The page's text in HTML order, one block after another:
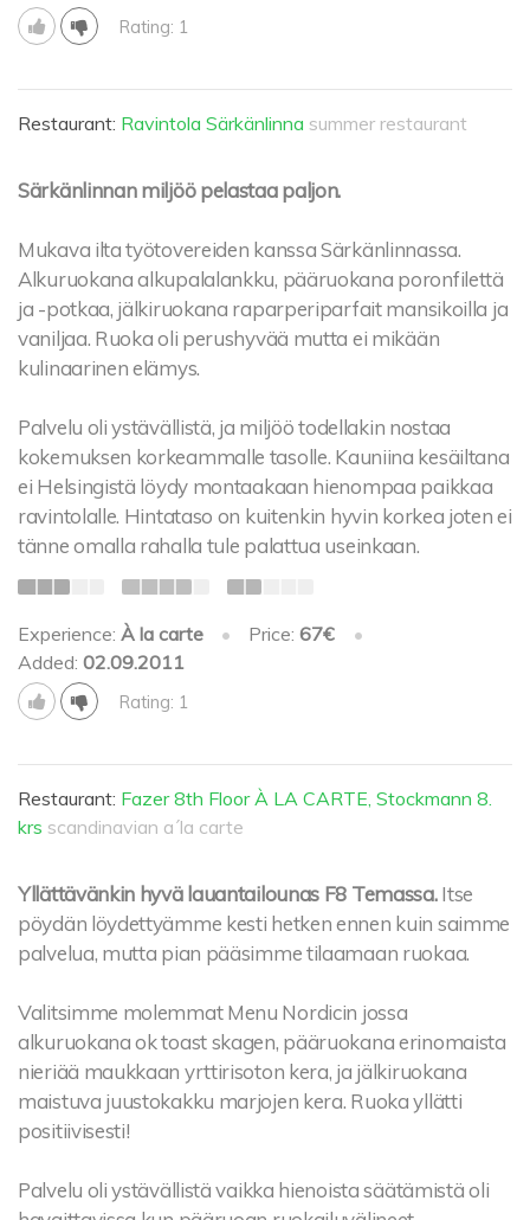
Rating: 1
Restaurant: Ravintola Särkänlinna summer restaurant
Särkänlinnan miljöö pelastaa paljon.
Mukava ilta työtovereiden kanssa Särkänlinnassa.
Alkuruokana alkupalalankku, pääruokana poronfilettä
ja -potkaa, jälkiruokana raparperiparfait mansikoilla ja
vaniljaa. Ruoka oli perushyvää mutta ei mikään
kulinaarinen elämys.
Palvelu oli ystävällistä, ja miljöö todellakin nostaa
kokemuksen korkeammalle tasolle. Kauniina kesäiltana
ei Helsingistä löydy montaakaan hienompaa paikkaa
ravintolalle. Hintataso on kuitenkin hyvin korkea joten ei
tänne omalla rahalla tule palattua useinkaan.
Experience: À la carte • Price:67€
•
Added: 02.09.2011
Rating: 1
Restaurant: Fazer 8th Floor À LA CARTE, Stockmann 8.
krs scandinavian a´la carte
Yllättävänkin hyvä lauantailounas F8 Temassa. Itse
pöydän löydettyämme kesti hetken ennen kuin saimme
palvelua, mutta pian pääsimme tilaamaan ruokaa.
Valitsimme molemmat Menu Nordicin jossa
alkuruokana ok toast skagen, pääruokana erinomaista
nieriää maukkaan yrttirisoton kera, ja jälkiruokana
maistuva juustokakku marjojen kera. Ruoka yllätti
positiivisesti!
Palvelu oli ystävällistä vaikka hienoista säätämistä oli